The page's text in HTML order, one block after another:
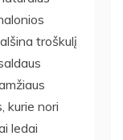
troškulį
kurie nori
ledai